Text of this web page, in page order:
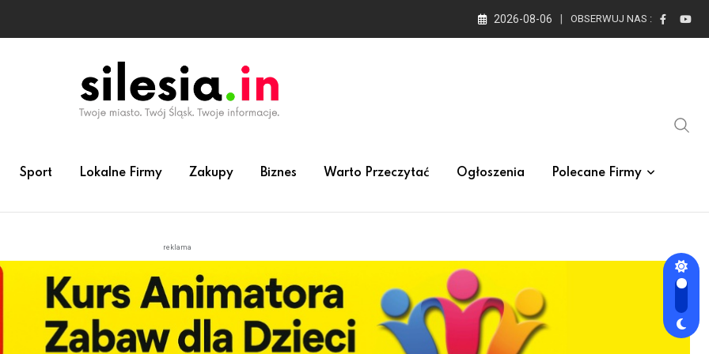
2026-08-06 OBSERWUJ NAS :
Sport Lokalne Firmy Zakupy Biznes Warto Przeczytać Ogłoszenia Polecane Firmy
reklama